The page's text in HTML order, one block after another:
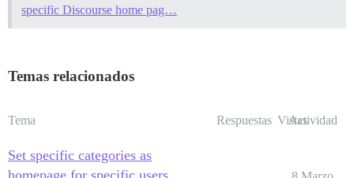
specific Discourse home pag…
Temas relacionados
Tema Respuestas Vistas
Actividad
Set specific categories as
homepage for specific users